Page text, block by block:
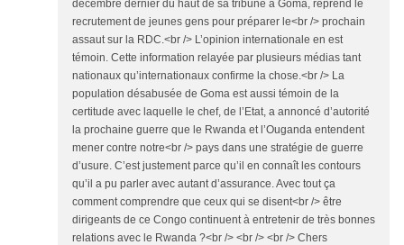
décembre dernier du haut de sa tribune à Goma, reprend le
recrutement de jeunes gens pour préparer le<br /> prochain
assaut sur la RDC.<br /> L’opinion internationale en est
témoin. Cette information relayée par plusieurs médias tant
nationaux qu’internationaux confirme la chose.<br /> La
population désabusée de Goma est aussi témoin de la
certitude avec laquelle le chef, de l’Etat, a annoncé d’autorité
la prochaine guerre que le Rwanda et l’Ouganda entendent
mener contre notre<br /> pays dans une stratégie de guerre
d’usure. C’est justement parce qu’il en connaît les contours
qu’il a pu parler avec autant d’assurance. Avec tout ça
comment comprendre que ceux qui se disent<br /> être
dirigeants de ce Congo continuent à entretenir de très bonnes
relations avec le Rwanda ?<br /> <br /> <br /> Chers